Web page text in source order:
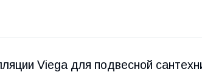
Viega для подвесной